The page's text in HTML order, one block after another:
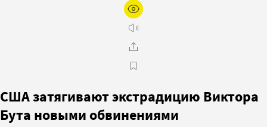
США затягивают экстрадицию Виктора
Бута новыми обвинениями